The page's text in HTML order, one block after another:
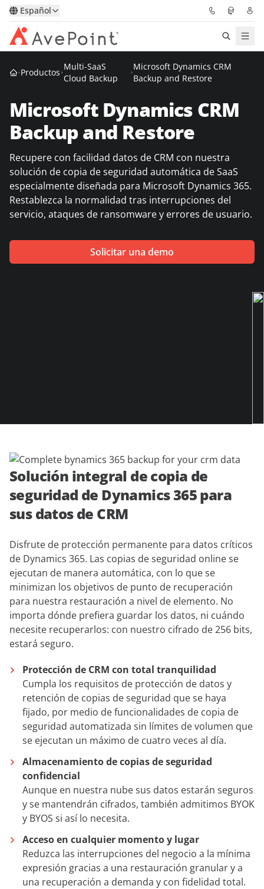
Español
Soluciones
Confidence Platform
Precios
Partners
Recursos
Productos
Multi-SaaS
Cloud Backup
Microsoft Dynamics CRM
Backup and Restore
Microsoft Dynamics CRM
Backup and Restore
Recupere con facilidad datos de CRM con nuestra
solución de copia de seguridad automática de SaaS
especialmente diseñada para Microsoft Dynamics 365.
Restablezca la normalidad tras interrupciones del
servicio, ataques de ransomware y errores de usuario.
Solicitar una demo
Solución integral de copia de
seguridad de Dynamics 365 para
sus datos de CRM
Disfrute de protección permanente para datos críticos
de Dynamics 365. Las copias de seguridad online se
ejecutan de manera automática, con lo que se
minimizan los objetivos de punto de recuperación
para nuestra restauración a nivel de elemento. No
importa dónde prefiera guardar los datos, ni cuándo
necesite recuperarlos: con nuestro cifrado de 256 bits,
estará seguro.
Protección de CRM con total tranquilidad
Cumpla los requisitos de protección de datos y
retención de copias de seguridad que se haya
fijado, por medio de funcionalidades de copia de
seguridad automatizada sin límites de volumen que
se ejecutan un máximo de cuatro veces al día.
Almacenamiento de copias de seguridad
confidencial
Aunque en nuestra nube sus datos estarán seguros
y se mantendrán cifrados, también admitimos BYOK
y BYOS si así lo necesita.
Acceso en cualquier momento y lugar
Reduzca las interrupciones del negocio a la mínima
expresión gracias a una restauración granular y a
una recuperación a demanda y con fidelidad total.